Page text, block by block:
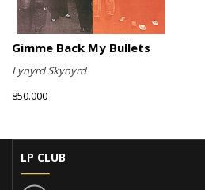
Gimme Back My Bullets
Lynyrd Skynyrd
850.000
LP CLUB